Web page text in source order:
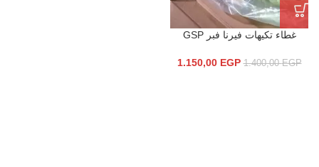
غطاء تكيهات فيرنا فبر GSP
1.400,00EGP
1.150,00 EGP